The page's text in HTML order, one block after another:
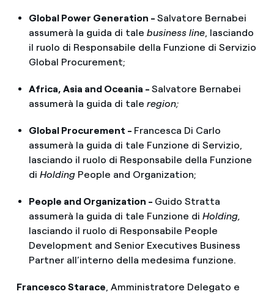
Global Power Generation - Salvatore Bernabei
assumerà la guida di tale business line, lasciando
il ruolo di Responsabile della Funzione di Servizio
Global Procurement;
Africa, Asia and Oceania - Salvatore Bernabei
assumerà la guida di tale region;
Global Procurement - Francesca Di Carlo
assumerà la guida di tale Funzione di Servizio,
lasciando il ruolo di Responsabile della Funzione
di HoldingPeople and Organization;
People and Organization - Guido Stratta
assumerà la guida di tale Funzione di Holding,
lasciando il ruolo di Responsabile People
Development and Senior Executives Business
Partner all’interno della medesima funzione.
Francesco Starace, Amministratore Delegato e